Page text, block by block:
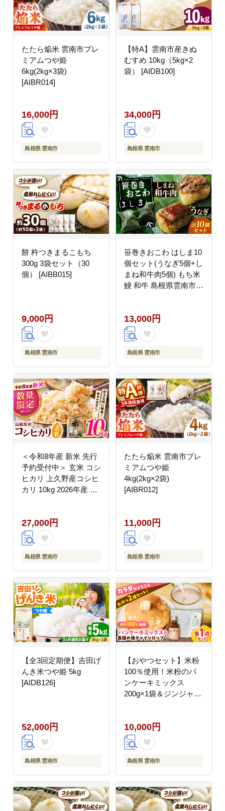
たたら焔米 雲南市プレ
ミアムつや姫
6kg(2kg×3袋)
[AIBR014]
16,000円
島根県 雲南市
【特A】雲南市産きぬ
むすめ 10kg（5kg×2
袋） [AIDB100]
34,000円
島根県 雲南市
餅 杵つきまるこもち
300g 3袋セット（30
個） [AIBB015]
9,000円
島根県 雲南市
笹巻きおこわ はしま10
個セット(うなぎ5個+し
まね和牛肉5個) もち米
鰻 和牛 島根県雲南市/
13,000円
島根県 雲南市
＜令和8年産 新米 先行
予約受付中＞ 玄米 コシ
ヒカリ 上久野産コシヒ
カリ 10kg 2026年産 数
桃源郷[AIAN003]玄米
27,000円
島根県 雲南市
たたら焔米 雲南市プレ
ミアムつや姫
4kg(2kg×2袋)
[AIBR012]
11,000円
島根県 雲南市
【全3回定期便】吉田げ
んき米つや姫 5kg
[AIDB126]
52,000円
島根県 雲南市
【おやつセット】米粉
100％使用！米粉のパ
ンケーキミックス
200g×1袋＆ジンジャー
無添加 グルテンフリー
島根県雲南市/出雲
SPICE LAB. [AIAD006]
10,000円
島根県 雲南市